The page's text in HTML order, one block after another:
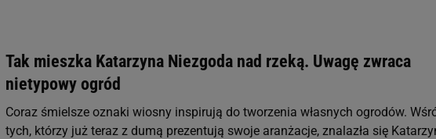
Tak mieszka Katarzyna Niezgoda nad rzeką. Uwagę zwraca
nietypowy ogród
Coraz śmielsze oznaki wiosny inspirują do tworzenia własnych ogrodów.
tych, którzy już teraz z dumą prezentują swoje aranżacje, znalazła się